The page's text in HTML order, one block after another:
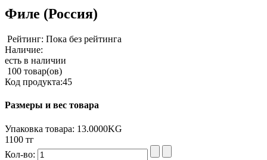
Филе (Россия)
Рейтинг: Пока без рейтинга
Наличие:
есть в наличии
100 товар(ов)
Код продукта:45
Размеры и вес товара
Упаковка товара: 13.0000KG
1100 тг
Кол-во: